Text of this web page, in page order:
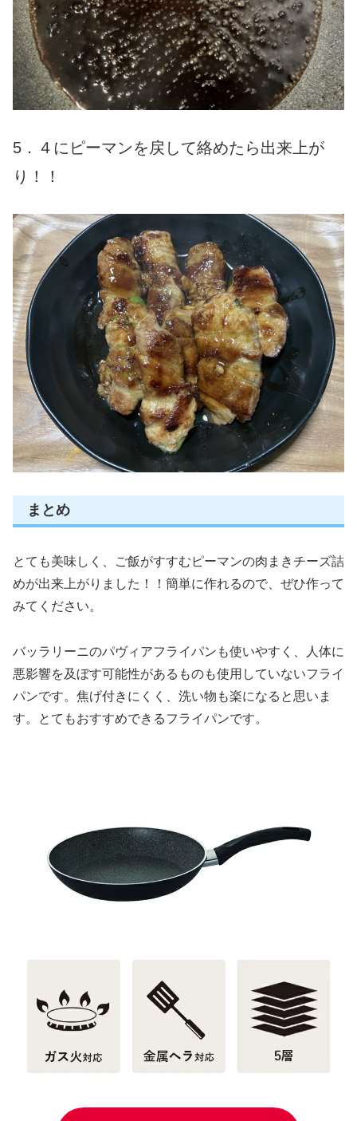
5．４にピーマンを戻して絡めたら出来上が
り！！
まとめ
とても美味しく、ご飯がすすむピーマンの肉まきチーズ詰
めが出来上がりました！！簡単に作れるので、ぜひ作って
みてください。
バッラリーニのパヴィアフライパンも使いやすく、人体に
悪影響を及ぼす可能性があるものも使用していないフライ
パンです。焦げ付きにくく、洗い物も楽になると思いま
す。とてもおすすめできるフライパンです。